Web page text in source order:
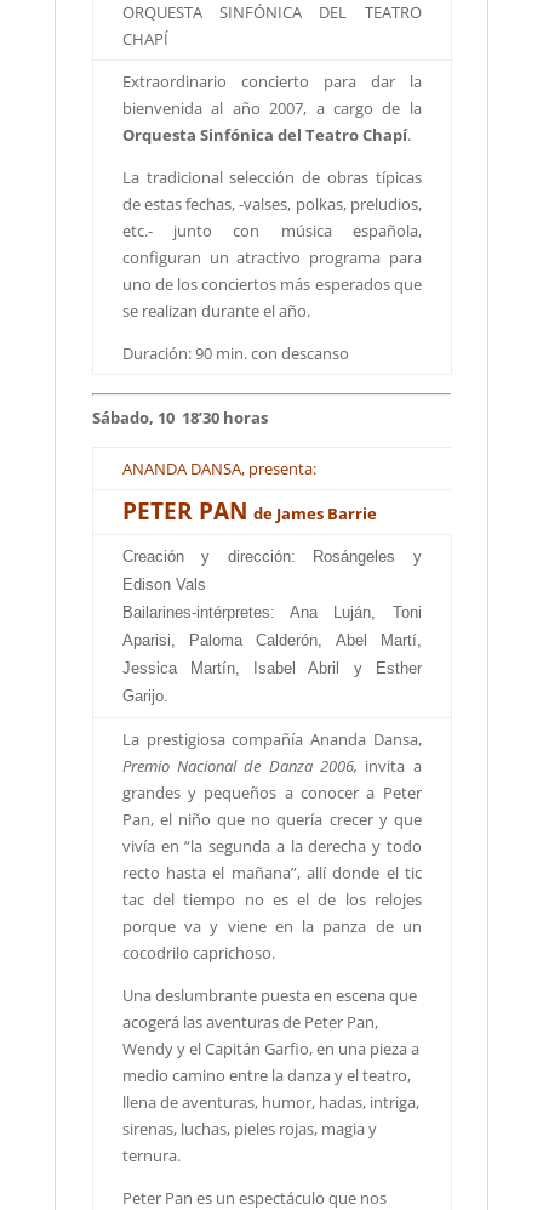
ORQUESTA SINFÓNICA DEL TEATRO
CHAPÍ
Extraordinario concierto para dar la
bienvenida al año 2007, a cargo de la
Orquesta Sinfónica del Teatro Chapí.
La tradicional selección de obras típicas
de estas fechas, -valses, polkas, preludios,
etc.- junto con música española,
configuran un atractivo programa para
uno de los conciertos más esperados que
se realizan durante el año.
Duración: 90 min. con descanso
Sábado, 10 18’30 horas
ANANDA DANSA, presenta:
PETER PAN de James Barrie
Creación y dirección: Rosángeles y
Edison Vals
Bailarines-intérpretes: Ana Luján, Toni
Aparisi, Paloma Calderón, Abel Martí,
Jessica Martín, Isabel Abril y Esther
Garijo.
La prestigiosa compañía Ananda Dansa,
Premio Nacional de Danza 2006, invita a
grandes y pequeños a conocer a Peter
Pan, el niño que no quería crecer y que
vivía en “la segunda a la derecha y todo
recto hasta el mañana”, allí donde el tic
tac del tiempo no es el de los relojes
porque va y viene en la panza de un
cocodrilo caprichoso.
Una deslumbrante puesta en escena que
acogerá las aventuras de Peter Pan,
Wendy y el Capitán Garfio, en una pieza a
medio camino entre la danza y el teatro,
llena de aventuras, humor, hadas, intriga,
sirenas, luchas, pieles rojas, magia y
ternura.
Peter Pan es un espectáculo que nos